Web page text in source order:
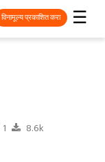
☰
विनामूल्य प्रकाशित करा
1 8.6k